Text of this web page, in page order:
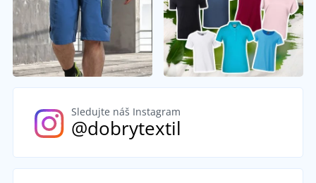
Sledujte náš Instagram
@dobrytextil